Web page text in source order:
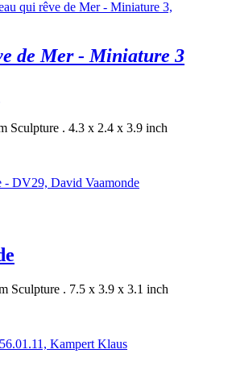
de Mer - Miniature 3
Sculpture . 4.3 x 2.4 x 3.9 inch
Sculpture . 7.5 x 3.9 x 3.1 inch